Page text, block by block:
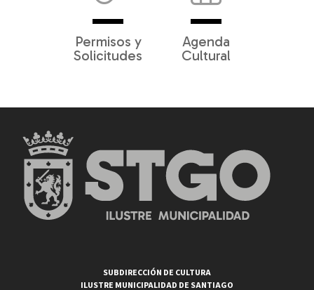
Permisos y
Solicitudes
Agenda
Cultural
SUBDIRECCIÓN DE CULTURA
ILUSTRE MUNICIPALIDAD DE SANTIAGO